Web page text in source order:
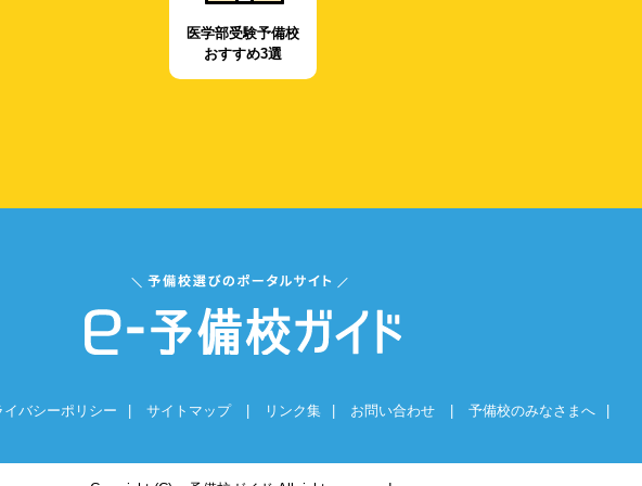
医学部受験予備校
おすすめ3選
イバシーポリシー サイトマップ リンク集 お問い合わせ 予備校のみなさまへ